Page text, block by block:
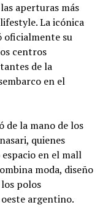
aperturas más
La icónica
oficialmente su
centros
de la
en el
de la mano de los
quienes
en el mall
moda, diseño
polos
argentino.